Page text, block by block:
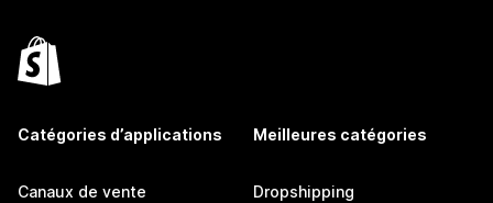
Catégories d’applications
Canaux de vente
Meilleures catégories
Dropshipping